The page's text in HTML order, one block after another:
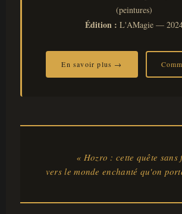
(peintures)
Édition : L'AMagie —
En savoir plus →
« Hozro : cette quête sans
vers le monde enchanté qu'on